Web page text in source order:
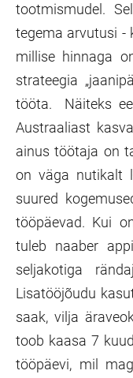
tootmismudel.
tegema arvutusi -
millise hinnaga
strateegia
tööta. Näiteks
Austraaliast
ainus töötaja on
on väga nutikalt
suured
tööpäevad. Kui
tuleb naaber
seljakotiga
Lisatööjõudu
saak, vilja
toob kaasa 7
tööpäevi, mil